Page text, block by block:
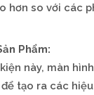
hơn so với các
Phẩm:
này, màn
tạo ra các